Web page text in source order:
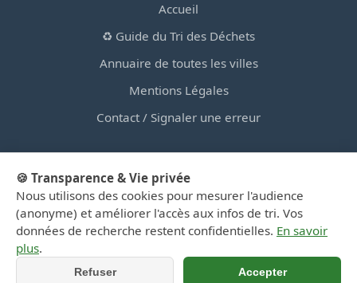
Accueil
♻️ Guide du Tri des Déchets
Annuaire de toutes les villes
Mentions Légales
Contact / Signaler une erreur
© 2026 PortailDesDechetsEnRegionCentre.fr — Site
d'information privé, non affilié aux collectivités.
🍪 Transparence & Vie privée
Nous utilisons des cookies pour mesurer l'audience
(anonyme) et améliorer l'accès aux infos de tri. Vos
données de recherche restent confidentielles. En savoir
plus.
Refuser Accepter